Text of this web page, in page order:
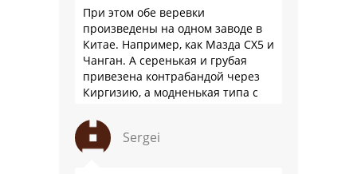
При этом обе веревки
произведены на одном заводе в
Китае. Например, как Мазда СХ5 и
Чанган. А серенькая и грубая
привезена контрабандой через
Киргизию, а модненькая типа с
Sergei